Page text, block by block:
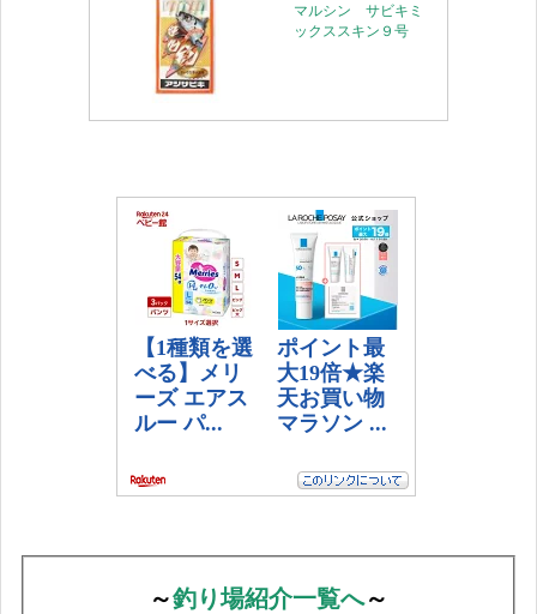
マルシン サビキミ
ックススキン９号
～釣り場紹介一覧へ～